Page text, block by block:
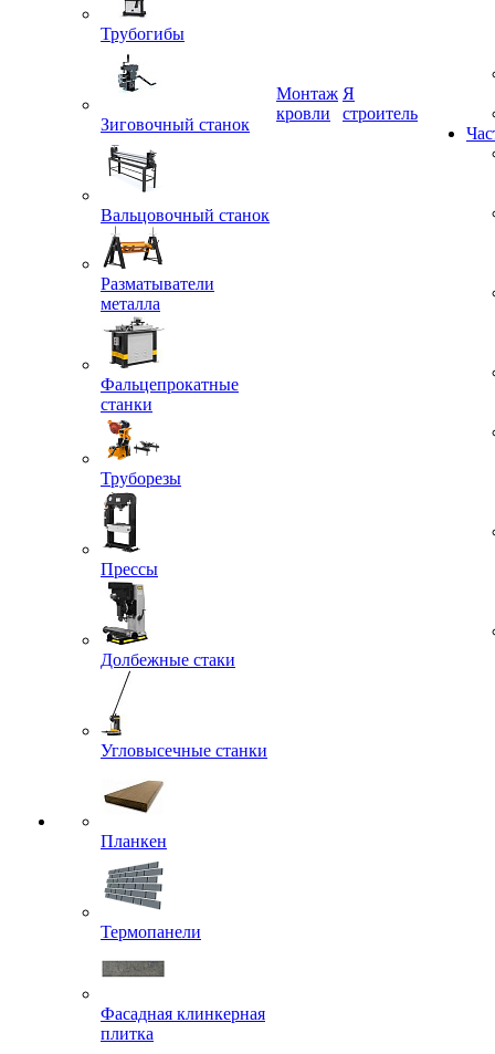
Трубогибы
Зиговочный станок
Вальцовочный станок
Разматыватели
металла
Фальцепрокатные
станки
Труборезы
Прессы
Долбежные стаки
Угловысечные станки
Планкен
Термопанели
Фасадная клинкерная
плитка
Монтаж
кровли
Я
строитель